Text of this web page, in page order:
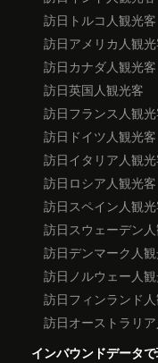
訪日トルコ人観光客
訪日アメリカ人観
訪日カナダ人観光客
訪日英国人観光客
訪日フランス人観
訪日ドイツ人観光客
訪日イタリア人観
訪日ロシア人観光客
訪日スペイン人観
訪日スウェーデン
訪日デンマーク人
訪日ノルウェー人
訪日フィンランド
訪日オーストラリ
インバウンドデータ